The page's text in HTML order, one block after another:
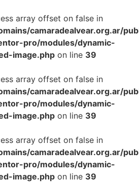
array offset on false in
camaradealvear.org.ar/
pro/modules/dynamic-
image.php on line 39
array offset on false in
camaradealvear.org.ar/
pro/modules/dynamic-
image.php on line 39
array offset on false in
camaradealvear.org.ar/
pro/modules/dynamic-
image.php on line 39